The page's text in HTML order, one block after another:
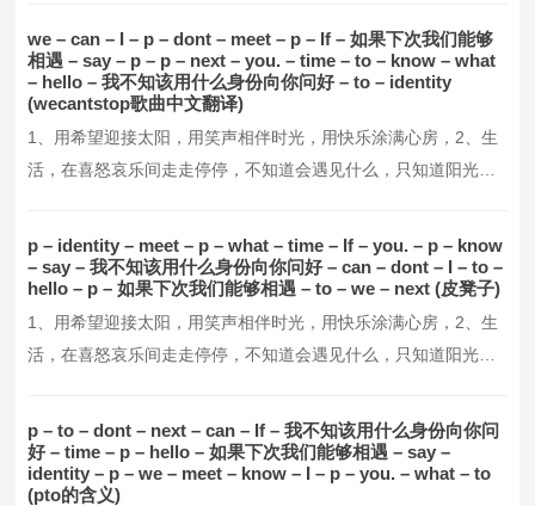
慕谁，不讨好谁，默默努力，活成自己想要的模样！4、这个世界
并不完美，但却从未失去它的温暖与美好，5、我们要做的，就是
报世界以温柔，做一个懂得感恩与回馈的人，6、愿你…。
we – can – I – p – dont – meet – p – If – 如果下次我们能够
相遇 – say – p – p – next – you. – time – to – know – what
– hello – 我不知该用什么身份向你问好 – to – identity
(wecantstop歌曲中文翻译)
1、用希望迎接太阳，用笑声相伴时光，用快乐涂满心房，2、生
活，在喜怒哀乐间走走停停，不知道会遇见什么，只知道阳光这
并不完美，但却从未失去它的温暖与美好，5、我们要做的，就是
报世界以温柔，做一个懂得感恩与回馈的人，6、愿你…。
p – identity – meet – p – what – time – If – you. – p – know
– say – 我不知该用什么身份向你问好 – can – dont – I – to –
hello – p – 如果下次我们能够相遇 – to – we – next (皮凳子)
1、用希望迎接太阳，用笑声相伴时光，用快乐涂满心房，2、生
活，在喜怒哀乐间走走停停，不知道会遇见什么，只知道阳光这
慕谁，不讨好谁，默默努力，活成自己想要的模样！4、这个世界
并不完美，但却从未失去它的温暖与美好，5、我们要做的，就是
报世界以温柔，做一个懂得感恩与回馈的人，6、愿你…。
p – to – dont – next – can – If – 我不知该用什么身份向你问
好 – time – p – hello – 如果下次我们能够相遇 – say –
identity – p – we – meet – know – I – p – you. – what – to
(pto的含义)